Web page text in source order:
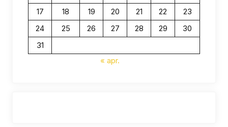
17
18 19 20 21 22
23
24
25 26 27 28 29
30
31
« apr.